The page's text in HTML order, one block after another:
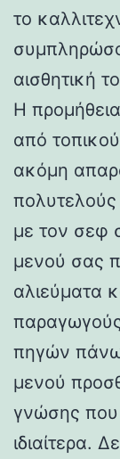
το
αισθητική
Η
από
ακόμη
με τον σεφ
μενού σας
αλιεύματα
πηγών πάνω
μενού
γνώσης που
ιδιαίτερα.